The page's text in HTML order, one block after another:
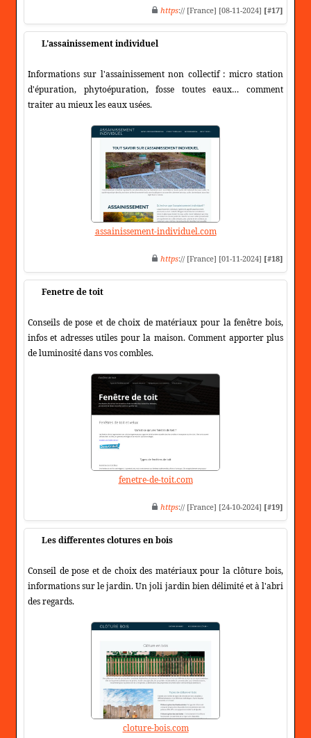
https:// [France] [08-11-2024] [#17]
L'assainissement individuel
Informations sur l'assainissement non collectif : micro station
d'épuration, phytoépuration, fosse toutes eaux… comment
traiter au mieux les eaux usées.
assainissement-individuel.com
https:// [France] [01-11-2024] [#18]
Fenetre de toit
Conseils de pose et de choix de matériaux pour la fenêtre bois,
infos et adresses utiles pour la maison. Comment apporter plus
de luminosité dans vos combles.
fenetre-de-toit.com
https:// [France] [24-10-2024] [#19]
Les differentes clotures en bois
Conseil de pose et de choix des matériaux pour la clôture bois,
informations sur le jardin. Un joli jardin bien délimité et à l'abri
des regards.
cloture-bois.com